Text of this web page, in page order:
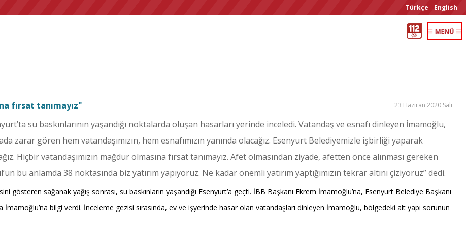
Türkçe English
fırsat tanımayız"
23 Haziran 2020 Salı
su baskınlarının yaşandığı noktalarda oluşan hasarları yerinde inceledi. Vatandaş ve esnafı dinleyen İmamoğlu,
zarar gören hem vatandaşımızın, hem esnafımızın yanında olacağız. Esenyurt Belediyemizle işbirliği yaparak
Hiçbir vatandaşımızın mağdur olmasına fırsat tanımayız. Afet olmasından ziyade, afetten önce alınması gereken
bu anlamda 38 noktasında biz yatırım yapıyoruz. Ne kadar önemli yatırım yaptığımızın tekrar altını çiziyoruz” dedi.
sağanak yağış sonrası, su baskınların yaşandığı Esenyurt’a geçti. İBB Başkanı Ekrem İmamoğlu’na, Esenyurt Belediye Başkanı
bilgi verdi. İnceleme gezisi sırasında, ev ve işyerinde hasar olan vatandaşları dinleyen İmamoğlu, bölgedeki alt yapı sorunun